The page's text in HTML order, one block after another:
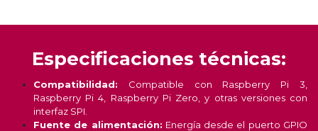
Especificaciones técnicas:
Compatibilidad: Compatible con Raspberry Pi 3,
Raspberry Pi 4, Raspberry Pi Zero, y otras versiones con
interfaz SPI.
Fuente de alimentación: Energía desde el puerto GPIO